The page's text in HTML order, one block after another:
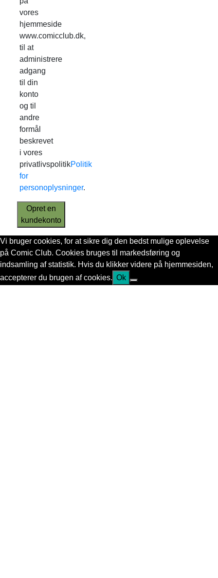
vores
hjemmeside
www.comicclub.dk,
til at
administrere
adgang
til din
konto
og til
andre
formål
beskrevet
i vores
privatlivspolitikPolitik
for
personoplysninger.
Opret en
kundekonto
Vi bruger cookies, for at sikre dig den bedst mulige oplevelse
på Comic Club. Cookies bruges til markedsføring og
indsamling af statistik. Hvis du klikker videre på hjemmesiden,
accepterer du brugen af cookies. Ok